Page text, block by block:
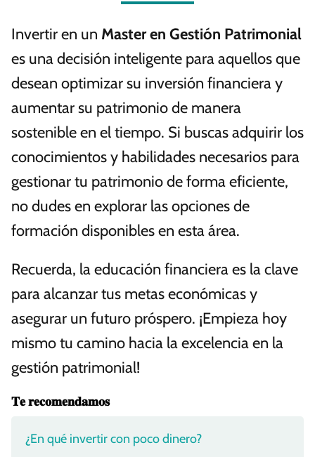
Invertir en un Master en Gestión Patrimonial
es una decisión inteligente para aquellos que
desean optimizar su inversión financiera y
aumentar su patrimonio de manera
sostenible en el tiempo. Si buscas adquirir los
conocimientos y habilidades necesarios para
gestionar tu patrimonio de forma eficiente,
no dudes en explorar las opciones de
formación disponibles en esta área.
Recuerda, la educación financiera es la clave
para alcanzar tus metas económicas y
asegurar un futuro próspero. ¡Empieza hoy
mismo tu camino hacia la excelencia en la
gestión patrimonial!
𝐓𝐞 𝐫𝐞𝐜𝐨𝐦𝐞𝐧𝐝𝐚𝐦𝐨𝐬
¿En qué invertir con poco dinero?